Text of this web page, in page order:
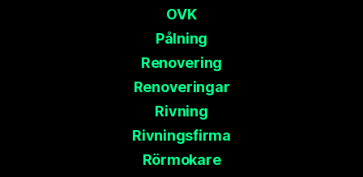
OVK
Pålning
Renovering
Renoveringar
Rivning
Rivningsfirma
Rörmokare